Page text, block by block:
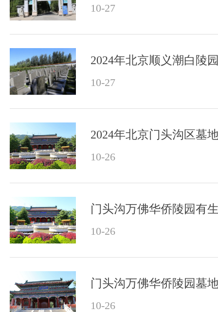
10-27
2024年北京顺义潮白陵
10-27
2024年北京门头沟区墓
10-26
门头沟万佛华侨陵园有
10-26
门头沟万佛华侨陵园墓
10-26